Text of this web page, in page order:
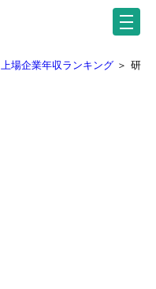
上場企業年収ランキング ＞ 研